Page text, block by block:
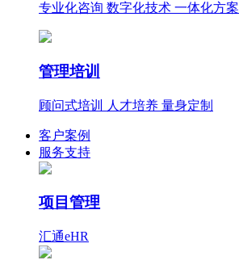
专业化咨询 数字化技术 一体化方案
管理培训
顾问式培训 人才培养 量身定制
客户案例
服务支持
项目管理
汇通eHR